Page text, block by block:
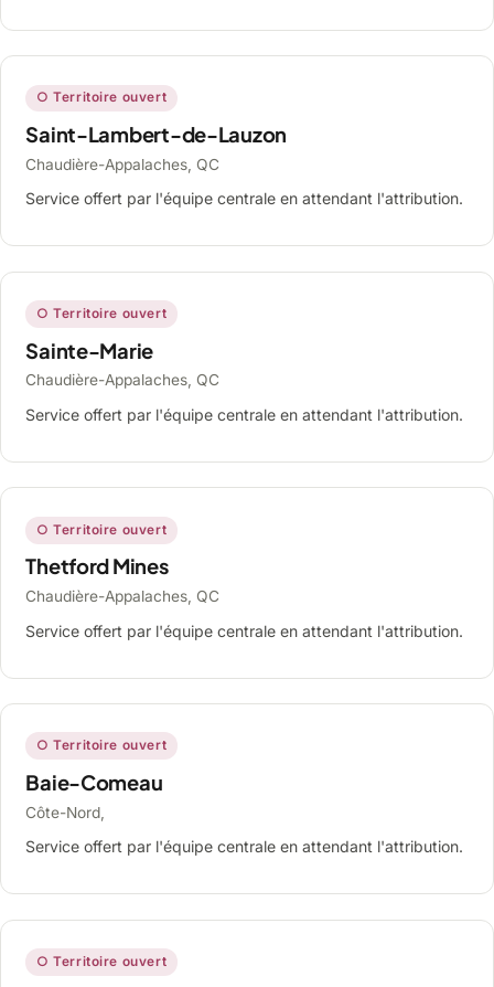
○ Territoire ouvert
Saint-Lambert-de-Lauzon
Chaudière-Appalaches, QC
Service offert par l'équipe centrale en attendant l'attribution.
○ Territoire ouvert
Sainte-Marie
Chaudière-Appalaches, QC
Service offert par l'équipe centrale en attendant l'attribution.
○ Territoire ouvert
Thetford Mines
Chaudière-Appalaches, QC
Service offert par l'équipe centrale en attendant l'attribution.
○ Territoire ouvert
Baie-Comeau
Côte-Nord,
Service offert par l'équipe centrale en attendant l'attribution.
○ Territoire ouvert